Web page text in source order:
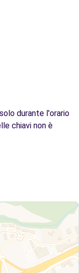
durante l'orario
chiavi non è